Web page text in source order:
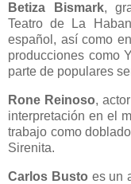
Betiza Bismark,
Teatro de La
español, así como
producciones como
parte de populares
Rone Reinoso,
interpretación en el
trabajo como
Sirenita.
Carlos Busto es un